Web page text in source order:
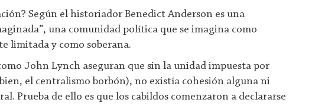
Según el historiador Benedict Anderson es una
una comunidad política que se imagina como
limitada y como soberana.
John Lynch aseguran que sin la unidad impuesta por
bien, el centralismo borbón), no existía cohesión alguna ni
Prueba de ello es que los cabildos comenzaron a declararse